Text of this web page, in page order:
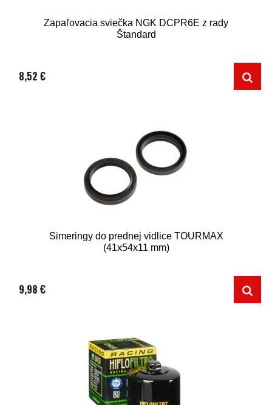
Zapaľovacia sviečka NGK DCPR6E z rady
Štandard
8,52 €
Simeringy do prednej vidlice TOURMAX
(41x54x11 mm)
9,98 €